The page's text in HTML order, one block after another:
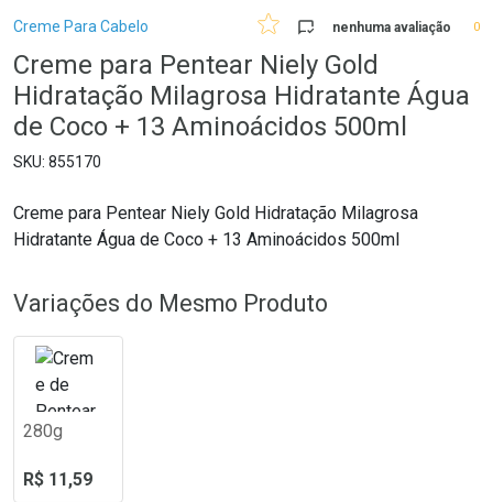
Breadcrumb
Creme Para Cabelo nenhuma avaliação 0
Creme para Pentear Niely Gold
Hidratação Milagrosa Hidratante Água
de Coco + 13 Aminoácidos 500ml
855170
Creme para Pentear Niely Gold Hidratação Milagrosa
Hidratante Água de Coco + 13 Aminoácidos 500ml
Variações do Mesmo Produto
280g
R$ 11,59